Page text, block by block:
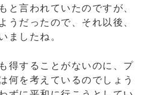
と言われていたのですが、
うだったので、それ以後、
ましたね。
得することがないのに、プ
何を考えているのでしょう